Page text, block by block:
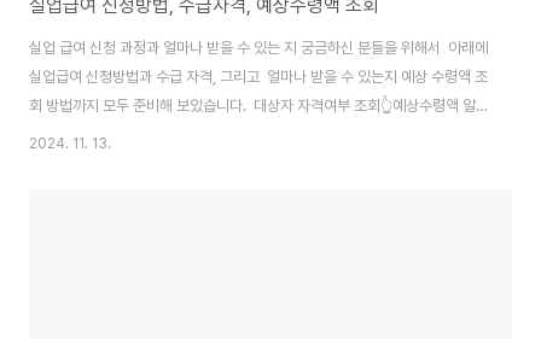
실업급여 신청방법, 수급자격, 예상수령액 조회
실업 급여 신청 과정과 얼마나 받을 수 있는 지 궁금하신 분들을 위해서 아래에
실업급여 신청방법과 수급 자격, 그리고 얼마나 받을 수 있는지 예상 수령액 조
회 방법까지 모두 준비해 보았습니다. 대상자 자격여부 조회👆예상수령액 알
아보기👆실업급여 신청하기👆실업급여 신청 방법 실업급여를 받기 위해서는
2024. 11. 13.